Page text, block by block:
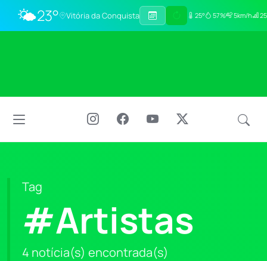
🌤️23° Vitória da Conquista 25° 57% 5km/h
Tag
#Artistas
4 notícia(s) encontrada(s)